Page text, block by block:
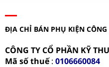
ĐỊA CHỈ BÁN PHỤ KIỆN
CÔNG TY CỔ PHẦN KỸ
Mã số thuế: 0106660084